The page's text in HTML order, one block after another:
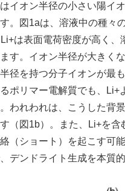
イオン半径の小さい陽イ
。図1aは、溶液中の種々
は表面電荷密度が高く
す。イオン半径が大きく
径を持つ分子イオンが最
ポリマー電解質でも、
われわれは、こうした背
（図1b）。また、Li+を
（ショート）を起こす可
デンドライト生成を本質